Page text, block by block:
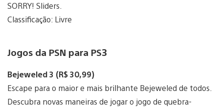
SORRY! Sliders.
Classificação: Livre
Jogos da PSN para PS3
Bejeweled 3 (R$ 30,99)
Escape para o maior e mais brilhante Bejeweled de todos.
Descubra novas maneiras de jogar o jogo de quebra-